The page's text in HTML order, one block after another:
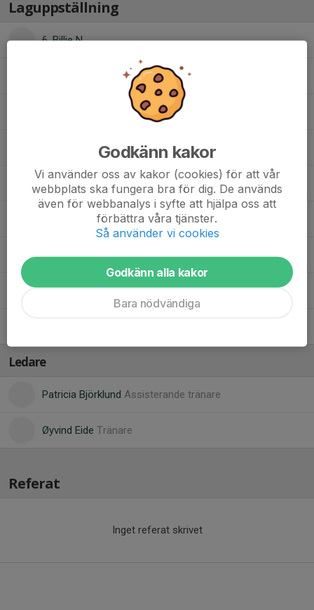
Laguppställning
6. Billie N.
Alexandra E.
Emma H.
Linnea E.
Ledare
Patricia Björklund Assisterande tränare
Øyvind Eide Tränare
Referat
Inget referat skrivet
Godkänn kakor
Vi använder oss av kakor (cookies) för att vår
webbplats ska fungera bra för dig. De används
även för webbanalys i syfte att hjälpa oss att
förbättra våra tjänster.
Så använder vi cookies
Godkänn alla kakor
Bara nödvändiga